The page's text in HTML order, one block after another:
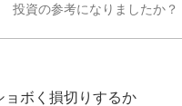
投資の参考になりましたか？
ョボく損切りするか